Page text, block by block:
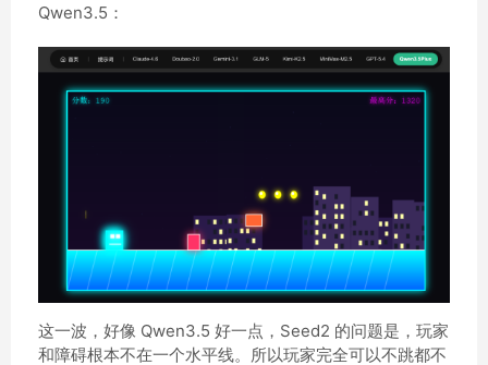
Qwen3.5：
这一波，好像 Qwen3.5 好一点，Seed2 的问题是，玩家
和障碍根本不在一个水平线。所以玩家完全可以不跳都不